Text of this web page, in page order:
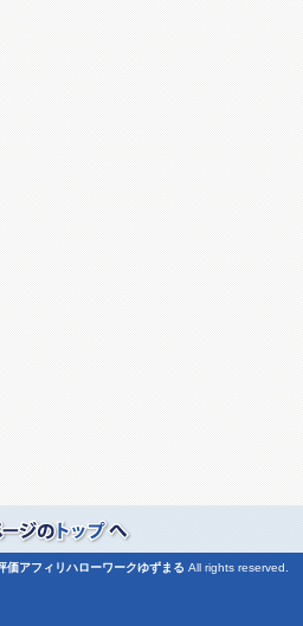
価アフィリハローワークゆずまる All rights reserved.